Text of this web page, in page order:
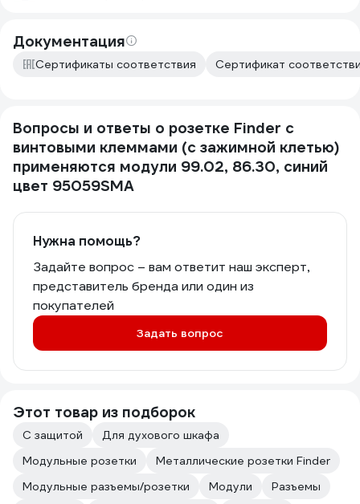
Документация
Сертификаты соответствия Сертификат
Вопросы и ответы о розетке Finder с
винтовыми клеммами (с зажимной клетью)
применяются модули 99.02, 86.30, синий
цвет 95059SMA
Нужна помощь?
Задайте вопрос – вам ответит наш эксперт,
представитель бренда или один из
покупателей
Задать вопрос
Этот товар из подборок
С защитой
Для духового шкафа
Модульные розетки
Металлические розетки Finder
Модульные разъемы/розетки
Модули
Разъемы